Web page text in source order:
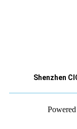
Shenzhen